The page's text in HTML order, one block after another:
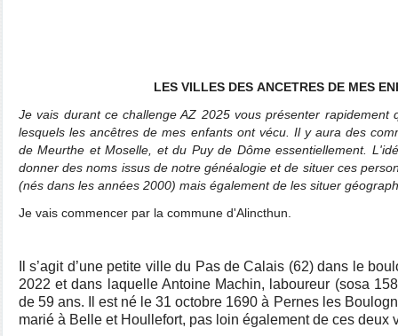
LES VILLES DES ANCETRES DE MES
Je vais durant ce challenge AZ 2025 vous présenter rapidement
lesquels les ancêtres de mes enfants ont vécu. Il y aura des
de Meurthe et Moselle, et du Puy de Dôme essentiellement.
donner des noms issus de notre généalogie et de situer ces
(nés dans les années 2000) mais également de les situer
Je vais commencer par la commune d'Alincthun.
Il s’agit d’une petite ville du Pas de Calais (62) dans le
2022 et dans laquelle Antoine Machin, laboureur (sosa
de 59 ans. Il est né le 31 octobre 1690 à Pernes les
marié à Belle et Houllefort, pas loin également de ces deux